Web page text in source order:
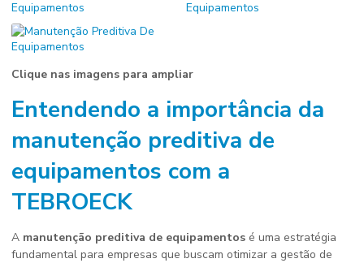
Clique nas imagens para ampliar
Entendendo a importância da
manutenção preditiva de
equipamentos com a
TEBROECK
A manutenção preditiva de equipamentos é uma estratégia
fundamental para empresas que buscam otimizar a gestão de